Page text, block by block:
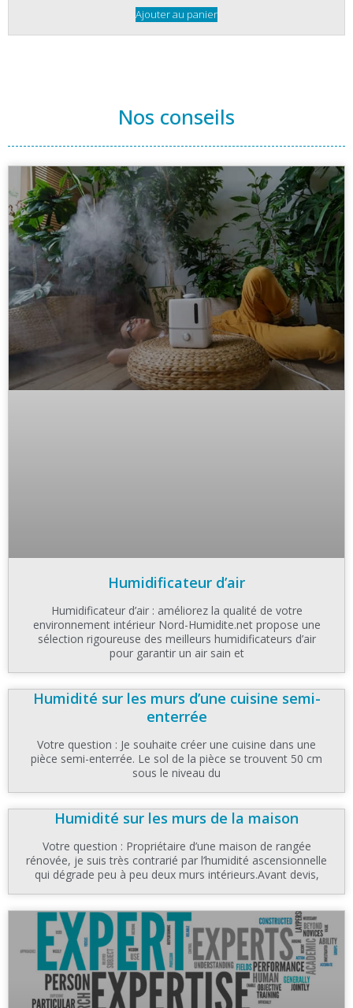
Ajouter au panier
Nos conseils
Humidificateur d’air
Humidificateur d’air : améliorez la qualité de votre
environnement intérieur Nord-Humidite.net propose une
sélection rigoureuse des meilleurs humidificateurs d’air
pour garantir un air sain et
Humidité sur les murs d’une cuisine semi-
enterrée
Votre question : Je souhaite créer une cuisine dans une
pièce semi-enterrée. Le sol de la pièce se trouvent 50 cm
sous le niveau du
Humidité sur les murs de la maison
Votre question : Propriétaire d’une maison de rangée
rénovée, je suis très contrarié par l’humidité ascensionnelle
qui dégrade peu à peu deux murs intérieurs.Avant devis,